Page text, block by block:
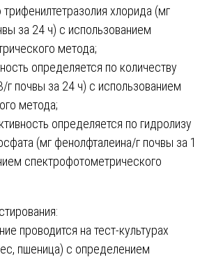
хлорида (мг
за 24 ч) с использованием
метода;
определяется по количеству
г почвы за 24 ч) с использованием
метода;
определяется по гидролизу
(мг фенолфталеина/г почвы за 1
спектрофотометрического
проводится на тест-культурах
пшеница) с определением